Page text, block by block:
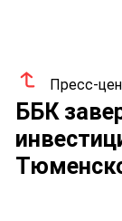
Пресс-
ББК